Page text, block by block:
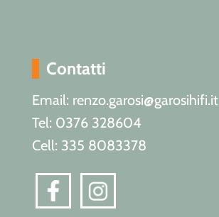
Contatti
Email: renzo.garosi@garosihifi.it
Tel: 0376 328604
Cell: 335 8083378